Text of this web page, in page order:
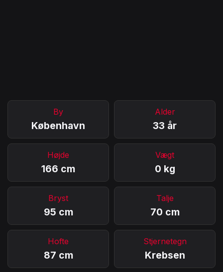
By
København
Alder
33 år
Højde
166 cm
Vægt
0 kg
Bryst
95 cm
Talje
70 cm
Hofte
87 cm
Stjernetegn
Krebsen